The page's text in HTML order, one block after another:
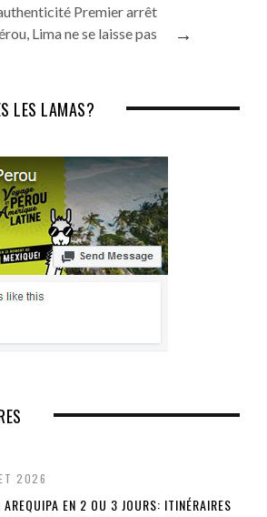
Premier arrêt
Lima ne se laisse pas
→
LES LAMAS?
2026
EN 2 OU 3 JOURS: ITINÉRAIRES